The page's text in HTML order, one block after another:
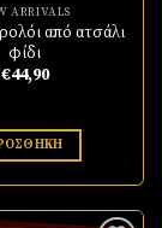
ΠΡΟΒΟΛΗ!
ARRIVALS
από ατσάλι
φίδι
€44,90